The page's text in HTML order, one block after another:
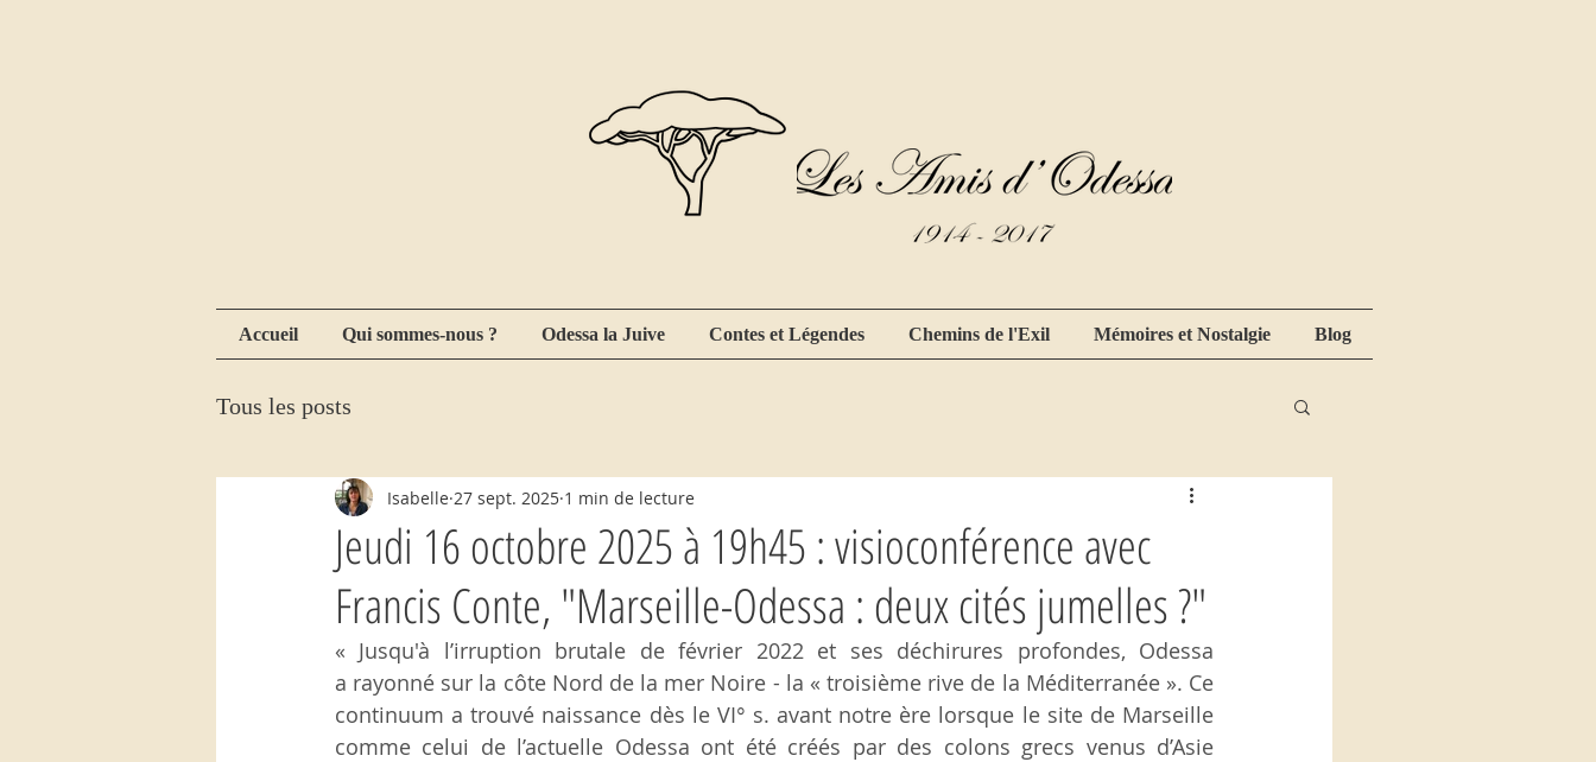
Accueil Qui sommes-nous ? Odessa la Juive Contes et Légendes Chemins de l'Exil Mémoires et Nostalgie Blog
Tous les posts
Jeudi 16 octobre 2025 à 19h45 : visioconférence avec
Francis Conte, "Marseille-Odessa : deux cités jumelles ?"
Isabelle 27 sept. 2025 1 min de lecture
« Jusqu'à l’irruption brutale de février 2022 et ses déchirures profondes, Odessa
a rayonné sur la côte Nord de la mer Noire - la « troisième rive de la Méditerranée ». Ce
continuum a trouvé naissance dès le VI° s. avant notre ère lorsque le site de Marseille
comme celui de l’actuelle Odessa ont été créés par des colons grecs venus d’Asie